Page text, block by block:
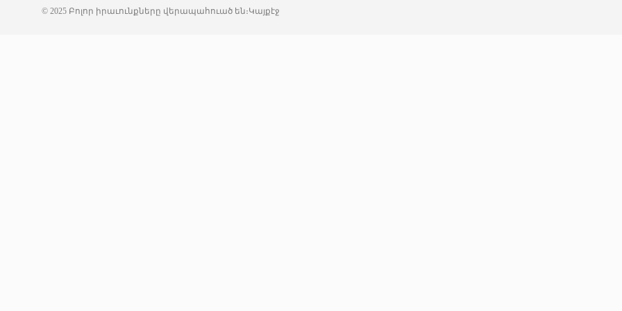
© 2025 Բոլոր իրաւունքները վերապահուած են։Կայքէջ